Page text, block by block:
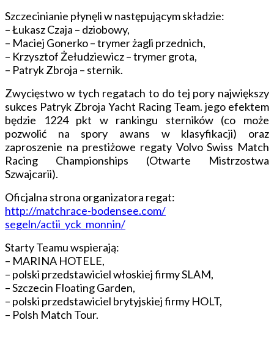
Szczecinianie płynęli w następującym składzie:
– Łukasz Czaja – dziobowy,
– Maciej Gonerko – trymer żagli przednich,
– Krzysztof Żełudziewicz – trymer grota,
– Patryk Zbroja – sternik.
Zwycięstwo w tych regatach to do tej pory największy
sukces Patryk Zbroja Yacht Racing Team. jego efektem
będzie 1224 pkt w rankingu sterników (co może
pozwolić na spory awans w klasyfikacji) oraz
zaproszenie na prestiżowe regaty Volvo Swiss Match
Racing Championships (Otwarte Mistrzostwa
Szwajcarii).
Oficjalna strona organizatora regat:
http://matchrace-bodensee.com/
segeln/actii_yck_monnin/
Starty Teamu wspierają:
– MARINA HOTELE,
– polski przedstawiciel włoskiej firmy SLAM,
– Szczecin Floating Garden,
– polski przedstawiciel brytyjskiej firmy HOLT,
– Polsh Match Tour.